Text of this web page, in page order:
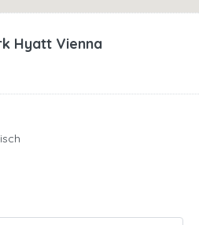
Hyatt Vienna